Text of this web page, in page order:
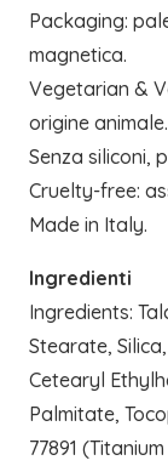
Packaging:
magnetica.
Vegetarian &
origine animale.
Senza siliconi,
Cruelty-free:
Made in Italy.
Ingredienti
Ingredients:
Stearate,
Cetearyl
Palmitate,
77891